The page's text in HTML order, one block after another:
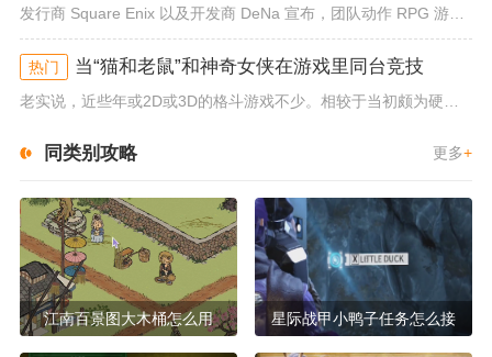
发行商 Square Enix 以及开发商 DeNa 宣布，团队动作 RPG 游戏《勇者斗恶龙：达尔的大冒险 魂之绊》将...
热门 当“猫和老鼠”和神奇女侠在游戏里同台竞技
同类别攻略 更多+
江南百景图大木桶怎么用 星际战甲小鸭子任务怎么接